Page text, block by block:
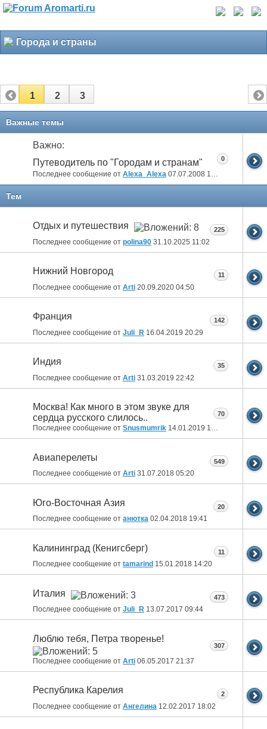
Города и страны
1 2 3
Важные темы
Важно:
Путеводитель по "Городам и странам"
Последнее сообщение от Alexa_Alexa 07.07.2008 16:34
0
Тем
Отдых и путешествия
Последнее сообщение от polina90 31.10.2025 11:02
225
Нижний Новгород
Последнее сообщение от Arti 20.09.2020 04:50
11
Франция
Последнее сообщение от Juli_R 16.04.2019 20:29
142
Индия
Последнее сообщение от Arti 31.03.2019 22:42
35
Москва! Как много в этом звуке для
сердца русского слилось..
Последнее сообщение от Snusmumrik 14.01.2019 18:45
70
Авиаперелеты
Последнее сообщение от Arti 31.07.2018 05:20
549
Юго-Восточная Азия
Последнее сообщение от анютка 02.04.2018 19:41
20
Калининград (Кенигсберг)
Последнее сообщение от tamarind 15.01.2018 14:20
11
Италия
Последнее сообщение от Juli_R 13.07.2017 09:44
473
Люблю тебя, Петра творенье!
Последнее сообщение от Arti 06.05.2017 21:37
307
Республика Карелия
Последнее сообщение от Ангелина 12.02.2017 18:02
2